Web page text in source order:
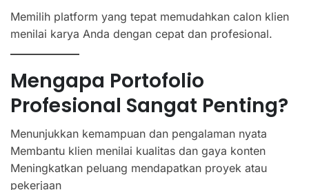
Memilih platform yang tepat memudahkan calon klien
menilai karya Anda dengan cepat dan profesional.
Mengapa Portofolio
Profesional Sangat Penting?
Menunjukkan kemampuan dan pengalaman nyata
Membantu klien menilai kualitas dan gaya konten
Meningkatkan peluang mendapatkan proyek atau
pekerjaan